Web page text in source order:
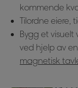
kommende
Tilordne eiere,
Bygg et
ved hjelp av en
magnetisk